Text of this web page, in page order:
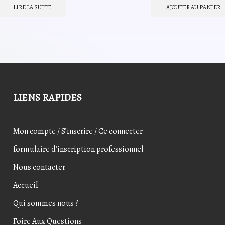
initialactuel
LIRE LA SUITE
initial
AJOUTER AU PANIER
LIENS RAPIDES
Mon compte / S’inscrire / Ce connecter
formulaire d’inscription professionnel
Nous contacter
Accueil
Qui sommes nous ?
Foire Aux Questions